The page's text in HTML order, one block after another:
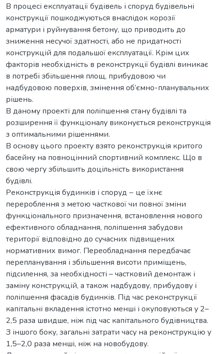
В процесі експлуатації будівель і споруд будівельні
конструкції пошкоджуються внаслідок корозії
арматури і руйнування бетону, що приводить до
зниження несучої здатності, або не придатності
конструкцій для подальшої експлуатації. Крім цих
факторів необхідність в реконструкції будівлі виникає
в потребі збільшення площ, прибудовою чи
надбудовою поверхів, змінення об’ємно-планувальних
рішень.
В даному проекті для поліпшення стану будівлі та
розширення її функціоналу виконується реконструкція
з оптимальними рішеннями.
В основу цього проекту взято реконструкція критого
басейну на повноцінний спортивний комплекс. Що в
свою чергу збільшить доцільність використання
будівлі.
Реконструкція будинків і споруд − це їхнє
перероблення з метою часткової чи повної зміни
функціонального призначення, встановлення нового
ефективного обладнання, поліпшення забудови
території відповідно до сучасних підвищених
нормативних вимог. Переобладнання передбачає
перепланування і збільшення висоти приміщень,
підсилення, за необхідності – частковий демонтаж і
заміну конструкцій, а також надбудову, прибудову і
поліпшення фасадів будинків. Під час реконструкції
капітальні вкладення істотно менші і окуповуються у 2–
2,5 раза швидше, ніж під час капітального будівництва.
З іншого боку, загальні затрати часу на реконструкцію у
1,5–2,0 раза менші, ніж на новобудову.